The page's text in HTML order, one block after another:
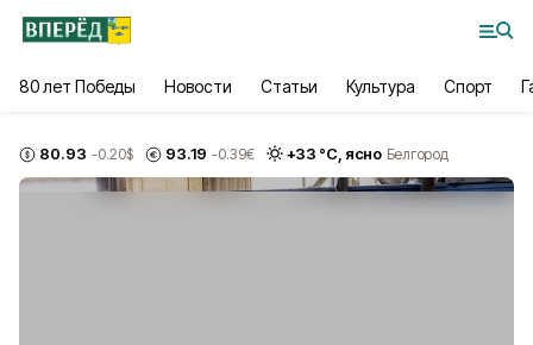
80 лет Победы Новости Статьи Культура Спорт
80.93 -0.20$ 93.19 -0.39€ +33 °С, ясно Белгород